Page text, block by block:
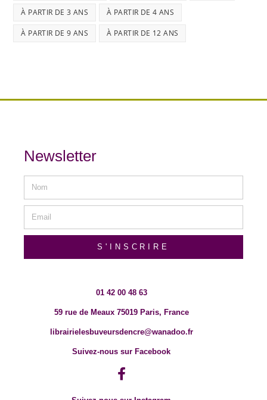
À PARTIR DE 3 ANS À PARTIR DE 4 ANS
À PARTIR DE 9 ANS À PARTIR DE 12 ANS
Newsletter
S'INSCRIRE
01 42 00 48 63
59 rue de Meaux 75019 Paris, France
librairielesbuveursdencre@wanadoo.fr
Suivez-nous sur Facebook